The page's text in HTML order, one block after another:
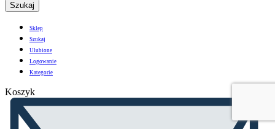
Szukaj
Sklep
Szukaj
Ulubione
Logowanie
Kategorie
Koszyk